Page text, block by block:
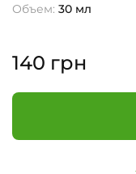
Объем: 30 мл
140 грн